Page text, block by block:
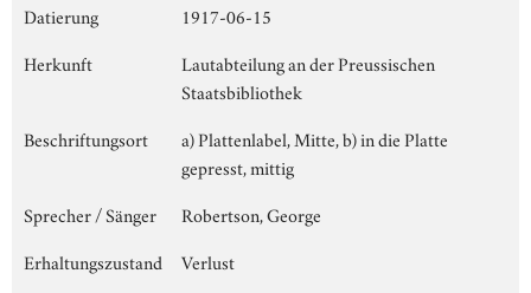
Datierung
1917-06-15
Herkunft
Lautabteilung an der Preussischen
Staatsbibliothek
Beschriftungsort
a) Plattenlabel, Mitte, b) in die Platte
gepresst, mittig
Sprecher / Sänger
Robertson, George
Erhaltungszustand
Verlust